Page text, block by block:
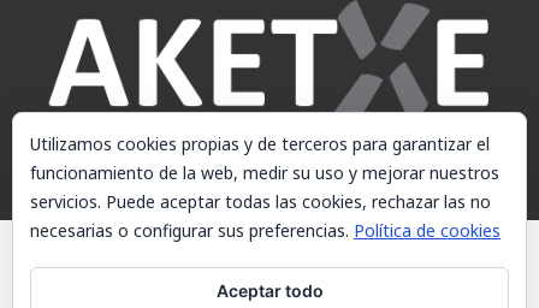
© AKETXE Consulting, S.L. - Este sitio web utiliza cookies, consulte
nuestra Política de cookies.
Utilizamos cookies propias y de terceros para garantizar el
funcionamiento de la web, medir su uso y mejorar nuestros
servicios. Puede aceptar todas las cookies, rechazar las no
necesarias o configurar sus preferencias. Política de cookies
Aceptar todo